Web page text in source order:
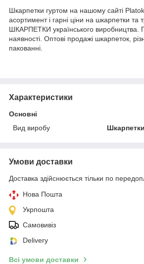
Шкарпетки гуртом на нашому сайті
асортимент і гарні ціни на шкарпетки та
ШКАРПЕТКИ українського виробництва.
наявності. Оптові продажі шкарпеток,
пакованні.
Характеристики
Основні
Вид виробу
Шкарпетки
Умови доставки
Доставка здійснюється тільки по
Нова Пошта
Укрпошта
Самовивіз
Delivery
Всі умови доставки